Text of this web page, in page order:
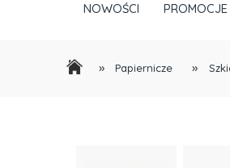
NOWOŚCI PROMOCJE
» Papiernicze »